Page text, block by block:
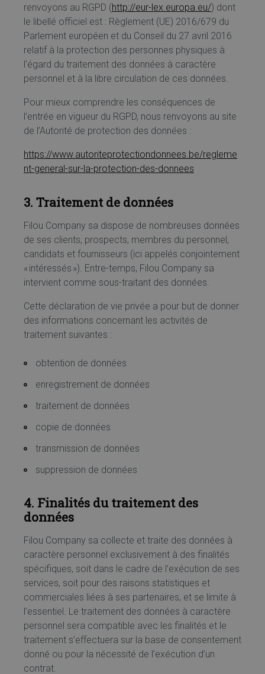
renvoyons au RGPD (http://eur-lex.europa.eu/) dont
le libellé officiel est : Règlement (UE) 2016/679 du
Parlement européen et du Conseil du 27 avril 2016
relatif à la protection des personnes physiques à
l'égard du traitement des données à caractère
personnel et à la libre circulation de ces données.
Pour mieux comprendre les conséquences de
l’entrée en vigueur du RGPD, nous renvoyons au site
de l’Autorité de protection des données :
https://www.autoriteprotectiondonnees.be/regleme
nt-general-sur-la-protection-des-donnees
3. Traitement de données
Filou Company sa dispose de nombreuses données
de ses clients, prospects, membres du personnel,
candidats et fournisseurs (ici appelés conjointement
« intéressés »). Entre-temps, Filou Company sa
intervient comme sous-traitant des données.
Cette déclaration de vie privée a pour but de donner
des informations concernant les activités de
traitement suivantes :
obtention de données
enregistrement de données
traitement de données
copie de données
transmission de données
suppression de données
4. Finalités du traitement des
données
Filou Company sa collecte et traite des données à
caractère personnel exclusivement à des finalités
spécifiques, soit dans le cadre de l’exécution de ses
services, soit pour des raisons statistiques et
commerciales liées à ses partenaires, et se limite à
l’essentiel. Le traitement des données à caractère
personnel sera compatible avec les finalités et le
traitement s’effectuera sur la base de consentement
donné ou pour la nécessité de l’exécution d’un
contrat.